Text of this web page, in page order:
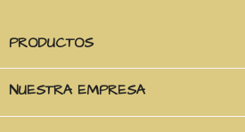
PRODUCTOS
NUESTRA EMPRESA